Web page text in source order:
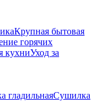
Крупная бытовая
горячих
кухниУход за
гладильнаяСушилка